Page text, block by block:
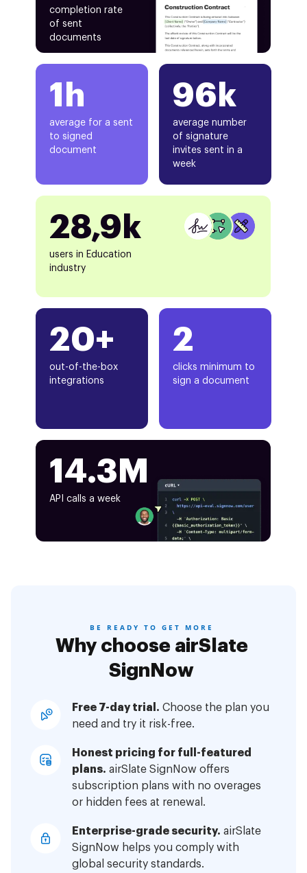
completion rate
of sent
documents
1h
average for a sent
to signed
document
20+
out-of-the-box
integrations
96k
average number
of signature
invites sent in a
week
28,9k
users in Education
industry
2
clicks minimum to
sign a document
14.3M
API calls a week
BE READY TO GET MORE
Why choose airSlate
SignNow
Free 7-day trial. Choose the plan you
need and try it risk-free.
Honest pricing for full-featured
plans. airSlate SignNow offers
subscription plans with no overages
or hidden fees at renewal.
Enterprise-grade security. airSlate
SignNow helps you comply with
global security standards.